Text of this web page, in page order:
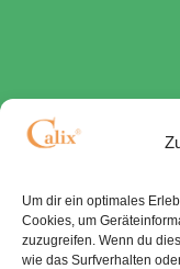
Um dir ein optimales
Cookies, um
zuzugreifen. Wenn du
wie das Surfverhalten